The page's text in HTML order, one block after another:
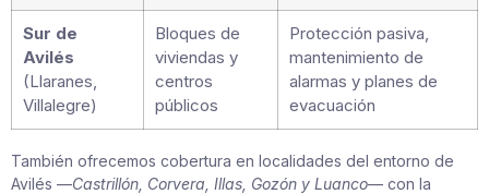
Sur de
Avilés
(Llaranes,
Villalegre)
Bloques de
viviendas y
centros
públicos
Protección pasiva,
mantenimiento de
alarmas y planes de
evacuación
También ofrecemos cobertura en localidades del entorno de
Avilés —Castrillón, Corvera, Illas, Gozón y Luanco— con la